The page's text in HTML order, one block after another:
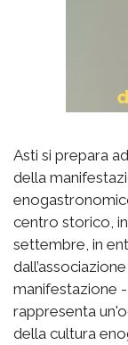
Asti si prepara
della
centro storico,
settembre, in
manifestazione
rappresenta
della cultura